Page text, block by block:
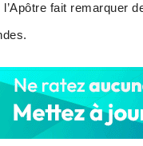
fait remarquer